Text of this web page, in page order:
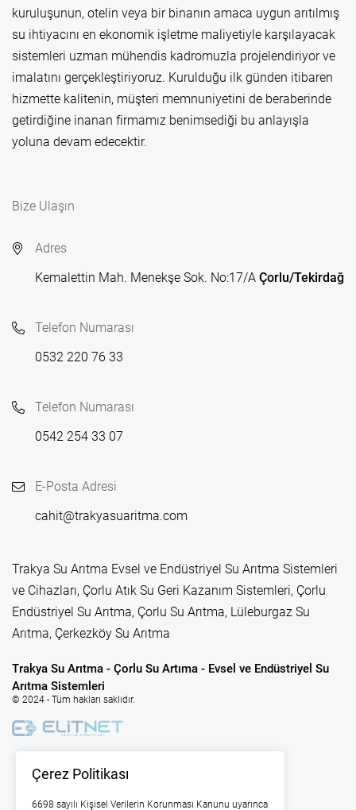
kuruluşunun, otelin veya bir binanın amaca uygun arıtılmış
su ihtiyacını en ekonomik işletme maliyetiyle karşılayacak
sistemleri uzman mühendis kadromuzla projelendiriyor ve
imalatını gerçekleştiriyoruz. Kurulduğu ilk günden itibaren
hizmette kalitenin, müşteri memnuniyetini de beraberinde
getirdiğine inanan firmamız benimsediği bu anlayışla
yoluna devam edecektir.
Bize Ulaşın
Adres
Kemalettin Mah. Menekşe Sok. No:17/A Çorlu/Tekirdağ
Telefon Numarası
0532 220 76 33
Telefon Numarası
0542 254 33 07
E-Posta Adresi
cahit@trakyasuaritma.com
Trakya Su Arıtma Evsel ve Endüstriyel Su Arıtma Sistemleri
ve Cihazları, Çorlu Atık Su Geri Kazanım Sistemleri, Çorlu
Endüstriyel Su Arıtma, Çorlu Su Arıtma, Lüleburgaz Su
Arıtma, Çerkezköy Su Arıtma
Trakya Su Arıtma - Çorlu Su Artıma - Evsel ve Endüstriyel Su
Arıtma Sistemleri
© 2024 - Tüm hakları saklıdır.
Çerez Politikası
6698 sayılı Kişisel Verilerin Korunması Kanunu uyarınca